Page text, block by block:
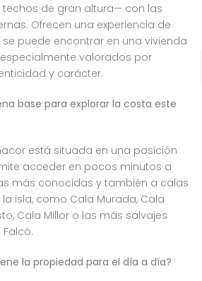
techos de gran altura— con las
Ofrecen una experiencia de
puede encontrar en una vivienda
valorados por
y carácter.
base para explorar la costa este
está situada en una posición
acceder en pocos minutos a
más conocidas y también a calas
isla, como Cala Murada, Cala
Cala Millor o las más salvajes
la propiedad para el día a día?